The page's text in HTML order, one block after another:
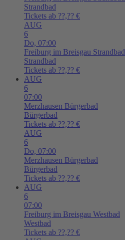
Strandbad
Tickets ab ??,?? €
AUG
6
Do, 07:00
Freiburg im Breisgau Strandbad
Strandbad
Tickets ab ??,?? €
AUG
6
07:00
Merzhausen Bürgerbad
Bürgerbad
Tickets ab ??,?? €
AUG
6
Do, 07:00
Merzhausen Bürgerbad
Bürgerbad
Tickets ab ??,?? €
AUG
6
07:00
Freiburg im Breisgau Westbad
Westbad
Tickets ab ??,?? €